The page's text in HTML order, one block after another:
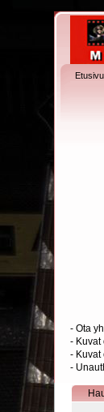
Etusivu
- Ota
- Kuvat
- Kuvat
-